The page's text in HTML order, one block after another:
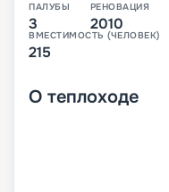
ПАЛУБЫ
3
РЕНОВАЦИЯ
2010
ВМЕСТИМОСТЬ (ЧЕЛОВЕК)
215
О теплоходе